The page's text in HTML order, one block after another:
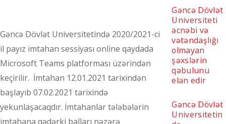
Gəncə Dövlət Universitetində 2020/2021-ci
il payız imtahan sessiyası online qaydada
Microsoft Teams platforması üzərindən
keçirilir. İmtahan 12.01.2021 tarixindən
başlayıb 07.02.2021 tarixində
yekunlaşacaqdır. İmtahanlar tələbələrin
imtahana qədərki balları nəzərə
Gəncə Dövlət
Universiteti
əcnəbi və
vətəndaşlığı
olmayan
şəxslərin
qəbulunu
elan edir
Gəncə Dövlət
Universitetin